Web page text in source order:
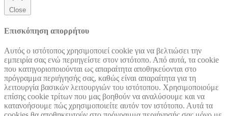
Close
Επισκόπηση απορρήτου
Αυτός ο ιστότοπος χρησιμοποιεί cookie για να βελτιώσει την
εμπειρία σας ενώ περιηγείστε στον ιστότοπο. Από αυτά, τα cookie
που κατηγοριοποιούνται ως απαραίτητα αποθηκεύονται στο
πρόγραμμα περιήγησής σας, καθώς είναι απαραίτητα για τη
λειτουργία βασικών λειτουργιών του ιστότοπου. Χρησιμοποιούμε
επίσης cookie τρίτων που μας βοηθούν να αναλύσουμε και να
κατανοήσουμε πώς χρησιμοποιείτε αυτόν τον ιστότοπο. Αυτά τα